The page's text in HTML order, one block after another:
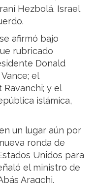
Hezbolá. Israel
afirmó bajo
rubricado
Donald
el
Ravanchi; y el
islámica,
un lugar aún por
ronda de
Unidos para
el ministro de
Araqchi.